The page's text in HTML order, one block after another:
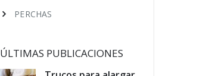
PERCHAS
ÚLTIMAS PUBLICACIONES